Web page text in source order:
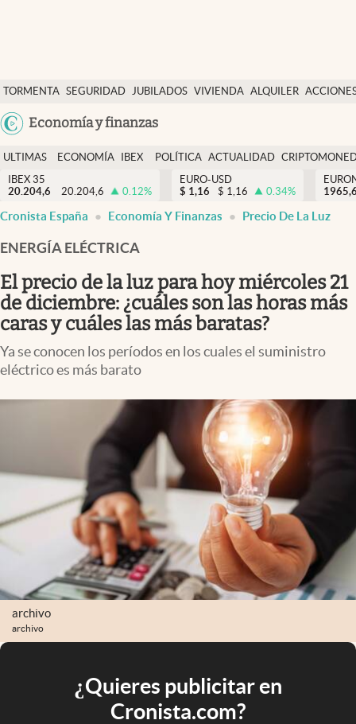
TORMENTA SEGURIDAD JUBILADOS VIVIENDA ALQUILER
USA
Colombia
Economía y finanzas
Economía y finanzas
Política
Actualidad
Criptomonedas
España
ULTIMAS
NOTICIAS
ECONOMÍA
FINANZAS
IBEX
EURO
POLÍTICA ACTUALIDAD
IBEX 35
20.204,6
20.204,6 0.12%
EURO-USD
$ 1,16 $ 1,16 0.34%
Cronista España Economía Y Finanzas Precio De La Luz
ENERGÍA ELÉCTRICA
El precio de la luz para hoy miércoles 21
de diciembre: ¿cuáles son las horas más
caras y cuáles las más baratas?
Ya se conocen los períodos en los cuales el suministro
eléctrico es más barato
archivo
archivo
¿Quieres publicitar en
Cronista.com?